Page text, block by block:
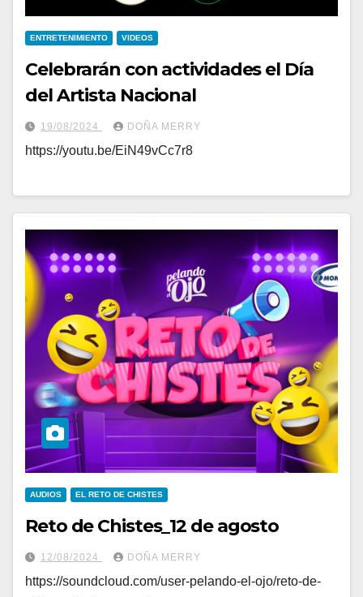
ENTRETENIMIENTO VIDEOS
Celebrarán con actividades el Día
del Artista Nacional
19/08/2024 DOÑA MERRY
https://youtu.be/EiN49vCc7r8
AUDIOS EL RETO DE CHISTES
Reto de Chistes_12 de agosto
12/08/2024 DOÑA MERRY
https://soundcloud.com/user-pelando-el-ojo/reto-de-